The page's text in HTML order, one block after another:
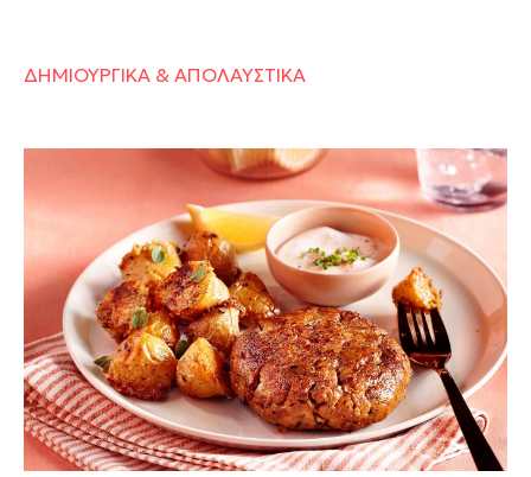
ΔΗΜΙΟΥΡΓΙΚΑ & ΑΠΟΛΑΥΣΤΙΚΑ